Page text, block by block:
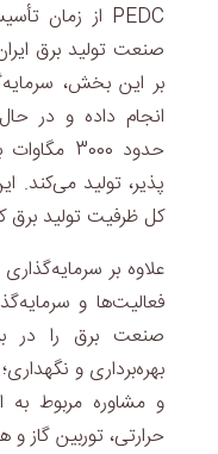
صنعت تولید برق
بر این بخش،
انجام داده و در
حدود
کل ظرفیت تولید
علاوه بر
فعالیت‌ها و
صنعت برق را در
بهره‌برداری و
و مشاوره مربوط به
حرارتی، توربین